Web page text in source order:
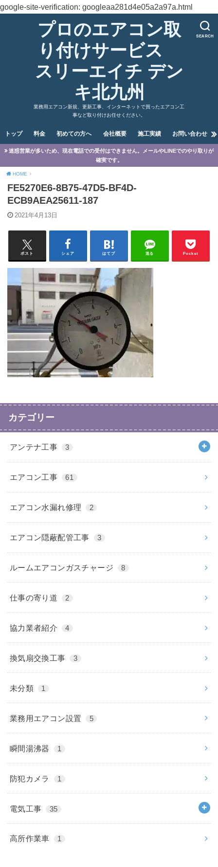
google-site-verification: googleaa281d4e05a2a97a.html
SEARCH
プロのエアコン取
り付けサービス
スリーエイチ デン
キ北九州
業務用エアコン新規、更新工事、インターネットで買ったエアコン工
事など取り付けお任せください。
トップ 料金 初めての方へ 会社概要 施工実績 お問い合わせ
迷惑営業が多いため、現在電話での受付はできません。メールやLINEでのやり取りが
確実です。
HOME
FE5270E6-8B75-47D5-BF4D-
ECB9AEA25611-187
2021年4月13日
ポスト シェア はてブ 送る Pocket
カテゴリー
アンテナ工事 3
エアコン工事 61
エアコン水漏れ修理 2
エアコン隠蔽配管工事 3
ルームエアコンガスチャージ 8
仕事の寄り道 2
協力業者紹介 4
換気扇交換工事 3
未分類 1
業務用エアコン設置 5
瞬間湯沸器 1
防犯カメラ 1
電気工事 35
高所作業車 1